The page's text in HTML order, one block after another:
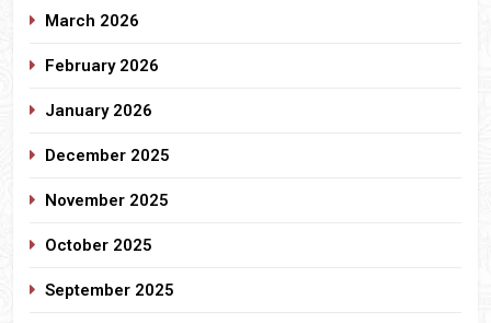
March 2026
February 2026
January 2026
December 2025
November 2025
October 2025
September 2025